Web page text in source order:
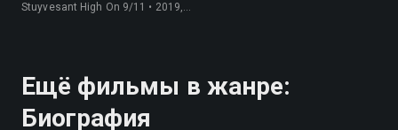
Stuyvesant High On 9/11 • 2019,
Ещё фильмы в жанре:
Биография